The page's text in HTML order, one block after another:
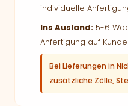
individuelle
Ins Ausland: 5-6
Anfertigung auf
Bei Lieferungen in
zusätzliche Zölle,